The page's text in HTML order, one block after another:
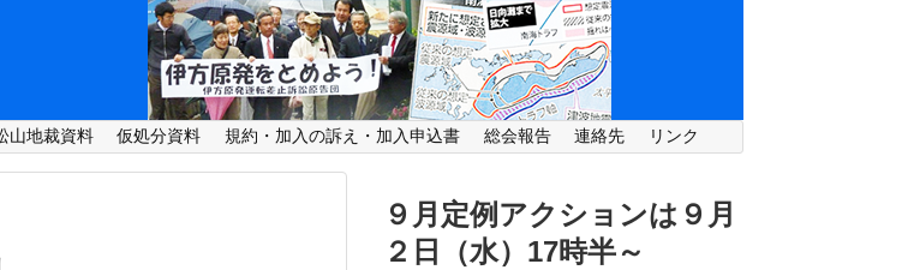
山地裁資料 仮処分資料 規約・加入の訴え・加入申込書 総会報告 連絡先 リンク
９月定例アクションは９月
２日（水） 17時半～